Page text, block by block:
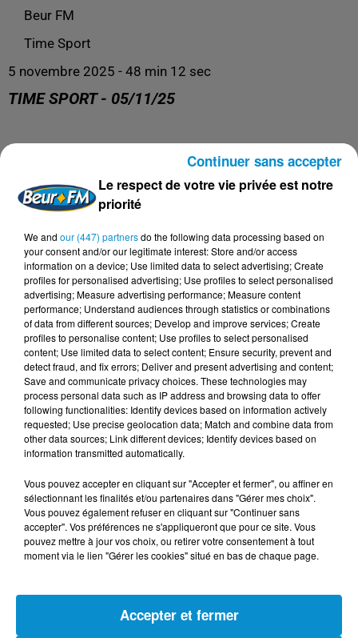
Beur FM
Time Sport
5 novembre 2025 - 48 min 12 sec
TIME SPORT - 05/11/25
Time Sports
DERNIERS PODCASTS
24 juillet 2026
Les Zinformés - 24/07/26
23 juillet 2026
Les Zinformés - 23/07/26
22 juillet 2026
Les Zinformés - 22/07/26
Le respect de votre vie privée est notre
priorité
We and our (447) partnersdo the following data processing based on
your consent and/or our legitimate interest: Store and/or access
information on a device; Use limited data to select advertising; Create
profiles for personalised advertising; Use profiles to select personalised
advertising; Measure advertising performance; Measure content
performance; Understand audiences through statistics or combinations
of data from different sources; Develop and improve services; Create
profiles to personalise content; Use profiles to select personalised
content; Use limited data to select content; Ensure security, prevent and
detect fraud, and fix errors; Deliver and present advertising and content;
Save and communicate privacy choices. These technologies may
process personal data such as IP address and browsing data to offer
following functionalities: Identify devices based on information actively
requested; Use precise geolocation data; Match and combine data from
other data sources; Link different devices; Identify devices based on
information transmitted automatically.
Vous pouvez accepter en cliquant sur "Accepter et fermer", ou affiner en
sélectionnant les finalités et/ou partenaires dans "Gérer mes choix".
Vous pouvez également refuser en cliquant sur "Continuer sans
accepter". Vos préférences ne s'appliqueront que pour ce site. Vous
pouvez mettre à jour vos choix, ou retirer votre consentement à tout
moment via le lien "Gérer les cookies" situé en bas de chaque page.
Accepter et fermer
Continuer sans accepter